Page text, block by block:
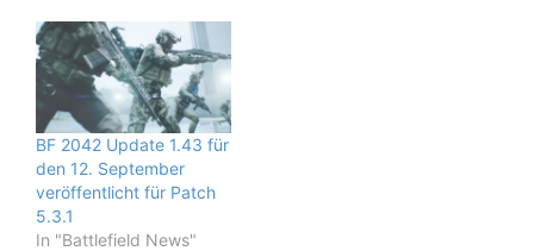
BF 2042 Update 1.43 für
den 12. September
veröffentlicht für Patch
5.3.1
In "Battlefield News"